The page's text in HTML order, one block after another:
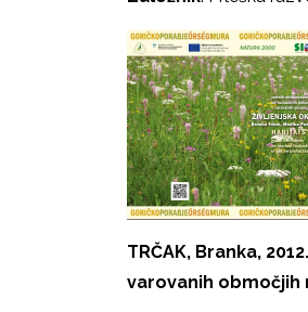
TRČAK, Branka,
varovanih območjih